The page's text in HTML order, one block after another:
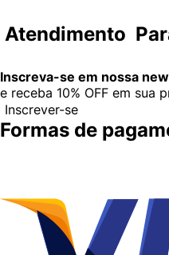
Atendimento
Inscreva-se em nossa
e receba 10% OFF em sua
Inscrever-se
Formas de